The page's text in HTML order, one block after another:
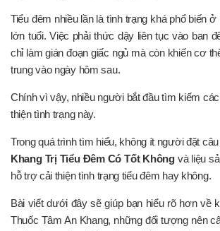
Tiểu đêm nhiều lần là tình trạng khá phổ biến
lớn tuổi. Việc phải thức dậy liên tục vào ban
chỉ làm gián đoạn giấc ngủ mà còn khiến cơ
trung vào ngày hôm sau.
Chính vì vậy, nhiều người bắt đầu tìm kiếm
thiện tình trạng này.
Trong quá trình tìm hiểu, không ít người đặt
Khang Trị Tiểu Đêm Có Tốt Khôngvà liệu
hỗ trợ cải thiện tình trạng tiểu đêm hay không.
Bài viết dưới đây sẽ giúp bạn hiểu rõ hơn về
Thuốc Tâm An Khang, những đối tượng nên